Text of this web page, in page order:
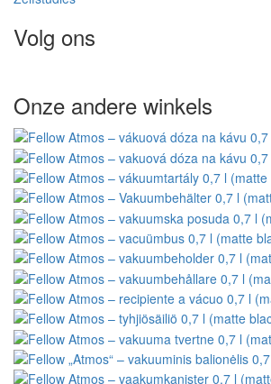
Volg ons
Onze andere winkels